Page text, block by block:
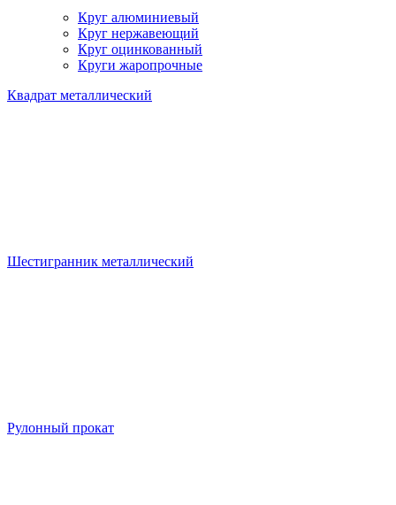
Круг алюминиевый
Круг нержавеющий
Круг оцинкованный
Круги жаропрочные
Квадрат металлический
Шестигранник металлический
Рулонный прокат